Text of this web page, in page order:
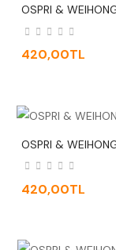
420,00TL
OSPRI &
420,00TL